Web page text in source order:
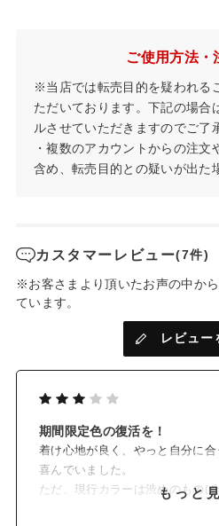
ミネラル+天然由来成分100%
02 テンダーショコラ、03 アン
ベリルは販売終了いたしました。
ご使用方法・
※当店では転売目的を疑われる
ただいております。下記の場合
ルさせていただきますのでご了
・複数のアカウントからの注文
含め、転売目的との疑いが出た
カスタマーレビュー(7件)
※お客さまより頂いたお声の中か
ています。
レビュー
期間限定色の復活を！
着け心地が良く、やっと自分に
喜んでいました。
ただ、現行カラーは渋めのもの
もっと